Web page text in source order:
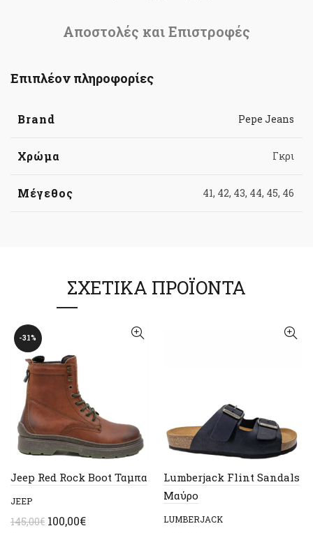
Αποστολές και Επιστροφές
Επιπλέον πληροφορίες
Brand Pepe Jeans
Χρώμα Γκρι
Μέγεθος 41, 42, 43, 44, 45, 46
ΣΧΕΤΙΚΆ ΠΡΟΪΌΝΤΑ
-31%
Jeep Red Rock Boot Ταμπα
JEEP
145,00€ Original
100,00€Η
Lumberjack Flint Sandals
Μαύρο
LUMBERJACK